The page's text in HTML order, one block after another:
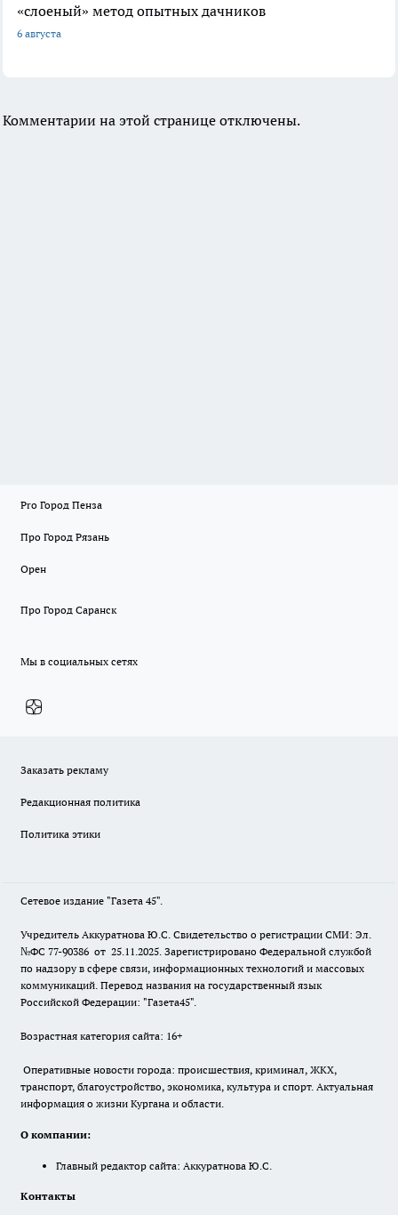
«слоеный» метод опытных дачников
6 августа
Комментарии на этой странице отключены.
Pro Город Пенза
Про Город Рязань
Орен
Про Город Саранск
Мы в социальных сетях
Заказать рекламу
Редакционная политика
Политика этики
Сетевое издание "Газета 45".
Учредитель Аккуратнова Ю.С. Свидетельство о регистрации СМИ: Эл.
№ФС 77-90386 от 25.11.2025. Зарегистрировано Федеральной службой
по надзору в сфере связи, информационных технологий и массовых
коммуникаций. Перевод названия на государственный язык
Российской Федерации: "Газета45".
Возрастная категория сайта: 16+
Оперативные новости города: происшествия, криминал, ЖКХ,
транспорт, благоустройство, экономика, культура и спорт. Актуальная
информация о жизни Кургана и области.
О компании:
Главный редактор сайта: Аккуратнова Ю.С.
Контакты